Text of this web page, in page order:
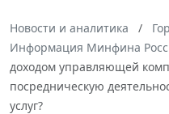
Новости и аналитика
Информация Минфина
доходом управляющей
посредническую
услуг?